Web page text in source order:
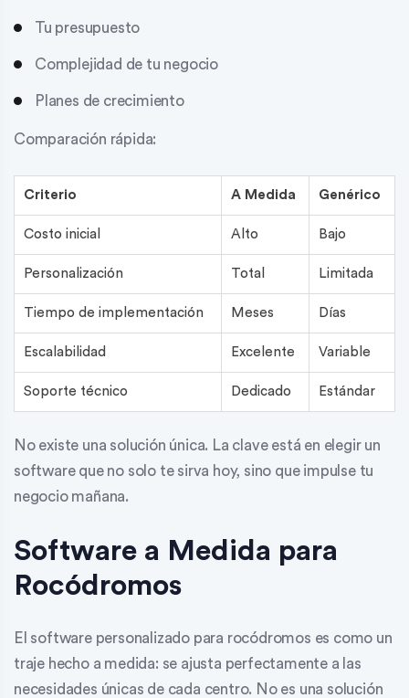
Tu presupuesto
Complejidad de tu negocio
Planes de crecimiento
Comparación rápida:
Criterio A Medida Genérico
Costo inicial Alto Bajo
Personalización Total Limitada
Tiempo de implementación Meses Días
Escalabilidad Excelente Variable
Soporte técnico Dedicado Estándar
No existe una solución única. La clave está en elegir un
software que no solo te sirva hoy, sino que impulse tu
negocio mañana.
Software a Medida para
Rocódromos
El software personalizado para rocódromos es como un
traje hecho a medida: se ajusta perfectamente a las
necesidades únicas de cada centro. No es una solución